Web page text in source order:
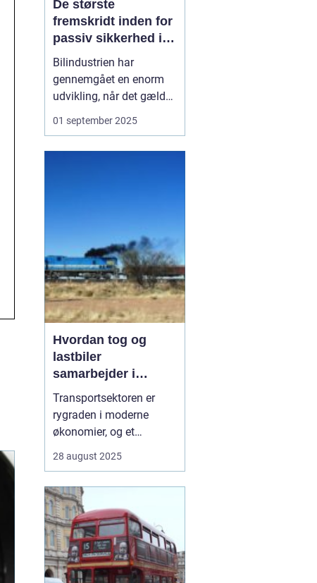
De største
fremskridt inden for
passiv sikkerhed i
biler
Bilindustrien har
gennemgået en enorm
udvikling, når det gælder
sikkerhed. I dag er det
svært at forestille sig en
01 september 2025
Hvordan tog og
lastbiler
samarbejder i
transportsektoren
Transportsektoren er
rygraden i moderne
økonomier, og et
tog og lastbiler er
kan nå hurtigt og sikkert
frem. Hvor lastbiler står
for fleksibilitet og
levering direkte til d&os...
28 august 2025